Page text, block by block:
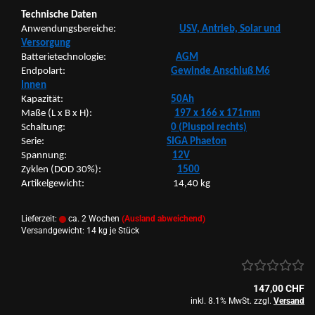
Tech­ni­sche Daten
An­wen­dungs­be­rei­che: USV, An­trieb, Solar und
Ver­sor­gung
Bat­te­rie­tech­no­lo­gie: AGM
End­po­lart: Ge­win­de An­schluß M6
Innen
Ka­pa­zi­tät: 50Ah
Maße (L x B x H): 197 x 166 x 171mm
Schal­tung: 0 (Plus­pol rechts)
Serie: SIGA Phae­ton
Span­nung: 12V
Zy­klen (DOD 30%): 1500
Ar­ti­kel­ge­wicht: 14,40 kg
Lieferzeit: ca. 2 Wochen (Ausland abweichend)
Versandgewicht: 14 kg je Stück
147,00 CHF
inkl. 8.1% MwSt. zzgl. Versand